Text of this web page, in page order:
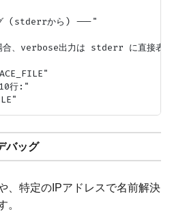
(stderrから) ---"
verbose出力は stderr に直接表示さ
行:"
バッグ
、特定のIPアドレスで名前解決
。